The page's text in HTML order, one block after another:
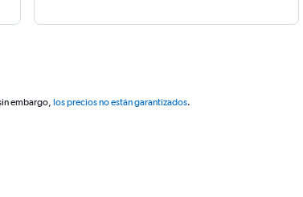
embargo, los precios no están garantizados.